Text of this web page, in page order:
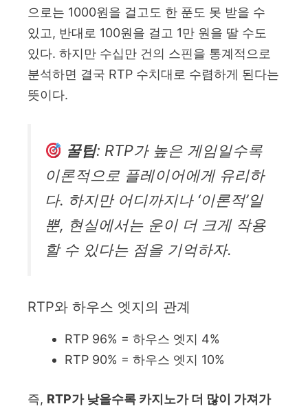
으로는 1000원을 걸고도 한 푼도 못 받을 수
있고, 반대로 100원을 걸고 1만 원을 딸 수도
있다. 하지만 수십만 건의 스핀을 통계적으로
분석하면 결국 RTP 수치대로 수렴하게 된다는
뜻이다.
꿀팁: RTP가 높은 게임일수록
이론적으로 플레이어에게 유리하
다. 하지만 어디까지나 ‘이론적’일
뿐, 현실에서는 운이 더 크게 작용
할 수 있다는 점을 기억하자.
RTP와 하우스 엣지의 관계
RTP 96% = 하우스 엣지 4%
RTP 90% = 하우스 엣지 10%
즉, RTP가 낮을수록 카지노가 더 많이 가져가